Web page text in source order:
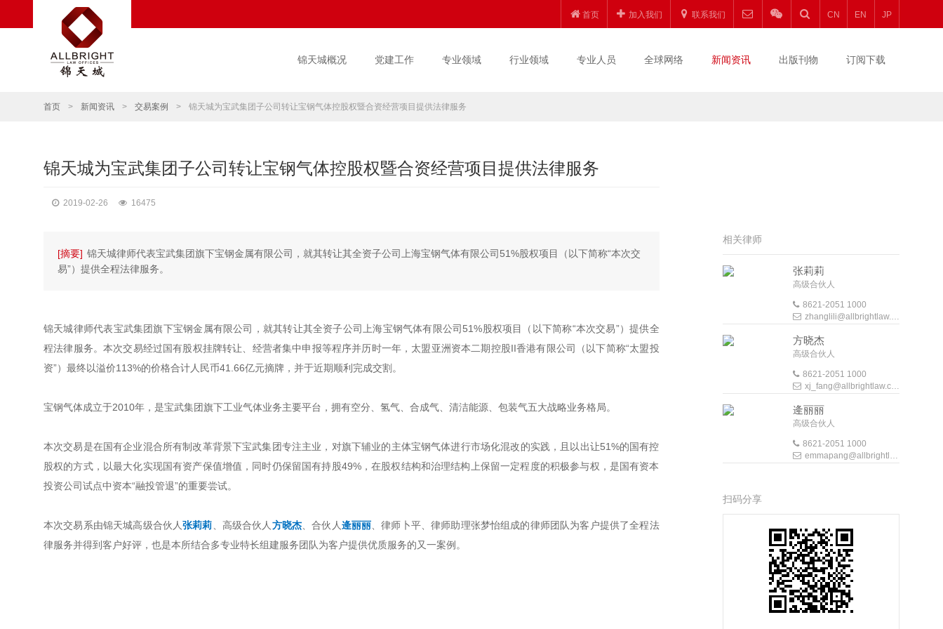
首页 加入我们 联系我们 CN EN JP
锦天城概况 党建工作 专业领域 行业领域 专业人员 全球网络 新闻资讯 出版刊物 订阅下载
首页 > 新闻资讯 > 交易案例 > 锦天城为宝武集团子公司转让宝钢气体控股权暨合资经营项目提供法律服务
锦天城为宝武集团子公司转让宝钢气体控股权暨合资经营项目提供法律服务
2019-02-26 16475
[摘要] 锦天城律师代表宝武集团旗下宝钢金属有限公司，就其转让其全资子公司上海宝钢气体有限公司51%股权项目（以下简称“本次交
易”）提供全程法律服务。
锦天城律师代表宝武集团旗下宝钢金属有限公司，就其转让其全资子公司上海宝钢气体有限公司51%股权项目（以下简称“本次交易”）提供全
程法律服务。本次交易经过国有股权挂牌转让、经营者集中申报等程序并历时一年，太盟亚洲资本二期控股II香港有限公司（以下简称“太盟投
资”）最终以溢价113%的价格合计人民币41.66亿元摘牌，并于近期顺利完成交割。
宝钢气体成立于2010年，是宝武集团旗下工业气体业务主要平台，拥有空分、氢气、合成气、清洁能源、包装气五大战略业务格局。
本次交易是在国有企业混合所有制改革背景下宝武集团专注主业，对旗下辅业的主体宝钢气体进行市场化混改的实践，且以出让51%的国有控
股权的方式，以最大化实现国有资产保值增值，同时仍保留国有持股49%，在股权结构和治理结构上保留一定程度的积极参与权，是国有资本
投资公司试点中资本“融投管退”的重要尝试。
本次交易系由锦天城高级合伙人张莉莉 、高级合伙人 方晓杰 、合伙人逄丽丽 、律师卜平、律师助理张梦怡组成的律师团队为客户提供了全程法
律服务并得到客户好评，也是本所结合多专业特长组建服务团队为客户提供优质服务的又一案例。
相关律师
张莉莉
高级合伙人
8621-2051 1000
zhanglili@allbrightlaw.com
方晓杰
高级合伙人
8621-2051 1000
xj_fang@allbrightlaw.com
逄丽丽
高级合伙人
8621-2051 1000
emmapang@allbrightlaw.com
扫码分享